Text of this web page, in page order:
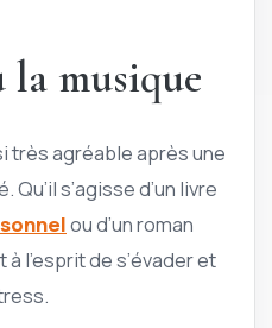
musique
très agréable après une
s’agisse d’un livre
ou d’un roman
l’esprit de s’évader et